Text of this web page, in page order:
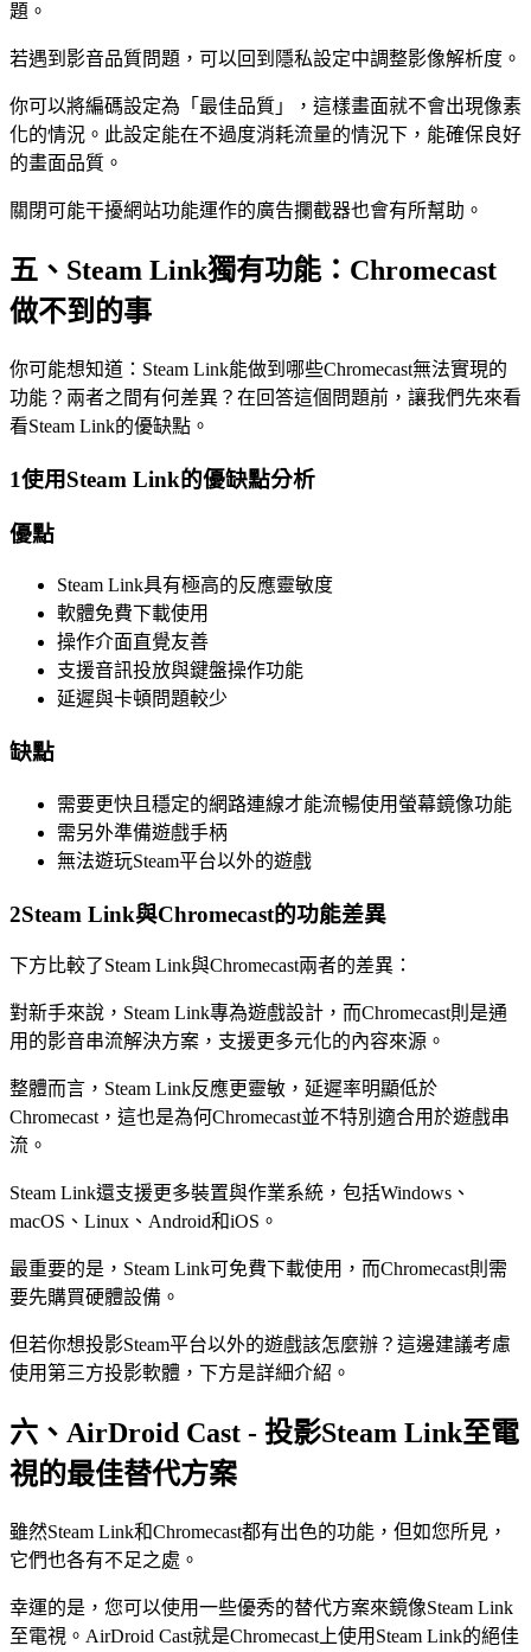
題。
若遇到影音品質問題，可以回到隱私設定中調整影像解析度。
你可以將編碼設定為「最佳品質」，這樣畫面就不會出現像素
化的情況。此設定能在不過度消耗流量的情況下，能確保良好
的畫面品質。
關閉可能干擾網站功能運作的廣告攔截器也會有所幫助。
五、Steam Link獨有功能：Chromecast
做不到的事
你可能想知道：Steam Link能做到哪些Chromecast無法實現的
功能？兩者之間有何差異？在回答這個問題前，讓我們先來看
看Steam Link的優缺點。
1使用Steam Link的優缺點分析
優點
Steam Link具有極高的反應靈敏度
軟體免費下載使用
操作介面直覺友善
支援音訊投放與鍵盤操作功能
延遲與卡頓問題較少
缺點
需要更快且穩定的網路連線才能流暢使用螢幕鏡像功能
需另外準備遊戲手柄
無法遊玩Steam平台以外的遊戲
2Steam Link與Chromecast的功能差異
下方比較了Steam Link與Chromecast兩者的差異：
對新手來說，Steam Link專為遊戲設計，而Chromecast則是通
用的影音串流解決方案，支援更多元化的內容來源。
整體而言，Steam Link反應更靈敏，延遲率明顯低於
Chromecast，這也是為何Chromecast並不特別適合用於遊戲串
流。
Steam Link還支援更多裝置與作業系統，包括Windows、
macOS、Linux、Android和iOS。
最重要的是，Steam Link可免費下載使用，而Chromecast則需
要先購買硬體設備。
但若你想投影Steam平台以外的遊戲該怎麼辦？這邊建議考慮
使用第三方投影軟體，下方是詳細介紹。
六、AirDroid Cast - 投影Steam Link至電
視的最佳替代方案
雖然Steam Link和Chromecast都有出色的功能，但如您所見，
它們也各有不足之處。
幸運的是，您可以使用一些優秀的替代方案來鏡像Steam Link
至電視。AirDroid Cast就是Chromecast上使用Steam Link的絕佳